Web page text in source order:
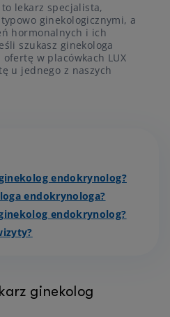
lekarz specjalista,
ginekologicznymi, a
hormonalnych i ich
szukasz ginekologa
w placówkach LUX
u jednego z naszych
endokrynolog?
endokrynologa?
endokrynolog?
ginekolog